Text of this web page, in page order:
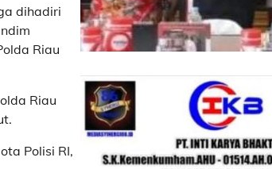
dihadiri
Riau
Riau
Polisi RI,